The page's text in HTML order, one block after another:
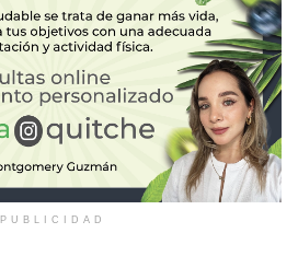
PUBLICIDAD